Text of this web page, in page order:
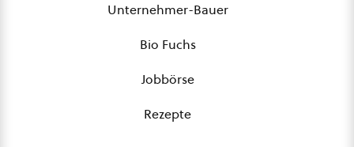
Unternehmer-Bauer
Bio Fuchs
Jobbörse
Rezepte